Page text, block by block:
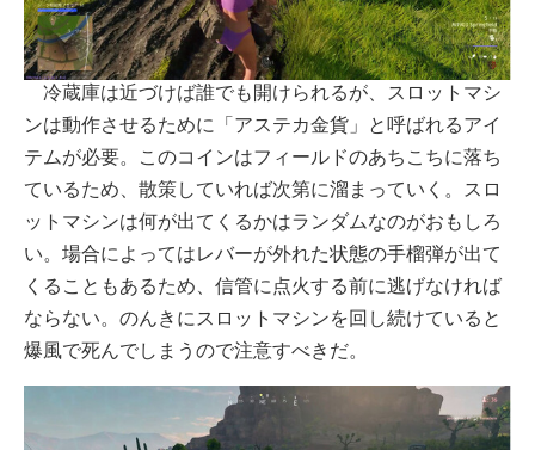
冷蔵庫は近づけば誰でも開けられるが、スロットマシ
ンは動作させるために「アステカ金貨」と呼ばれるアイ
テムが必要。このコインはフィールドのあちこちに落ち
ているため、散策していれば次第に溜まっていく。スロ
ットマシンは何が出てくるかはランダムなのがおもしろ
い。場合によってはレバーが外れた状態の手榴弾が出て
くることもあるため、信管に点火する前に逃げなければ
ならない。のんきにスロットマシンを回し続けていると
爆風で死んでしまうので注意すべきだ。